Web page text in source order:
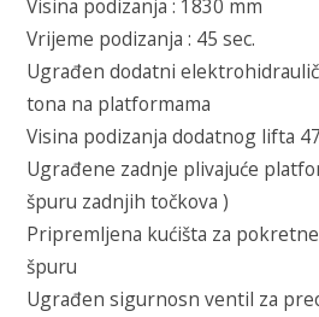
Visina podizanja : 1830 mm
Vrijeme podizanja : 45 sec.
Ugrađen dodatni
tona na platformama
Visina podizanja dodatnog lifta
Ugrađene zadnje plivajuće
špuru zadnjih točkova )
Pripremljena kućišta za
špuru
Ugrađen sigurnosn ventil za